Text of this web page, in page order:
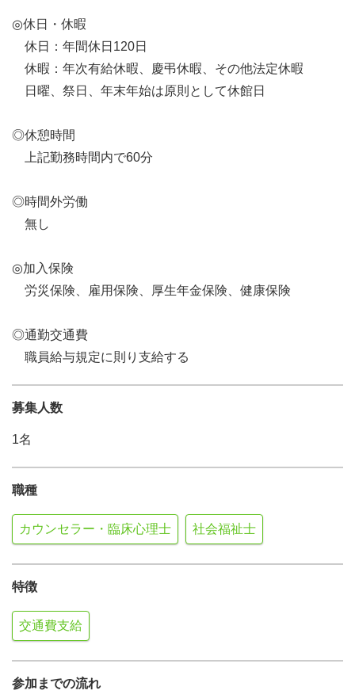
◎休日・休暇
休日：年間休日120日
休暇：年次有給休暇、慶弔休暇、その他法定休暇
日曜、祭日、年末年始は原則として休館日
◎休憩時間
上記勤務時間内で60分
◎時間外労働
無し
◎加入保険
労災保険、雇用保険、厚生年金保険、健康保険
◎通勤交通費
職員給与規定に則り支給する
募集人数
1名
職種
カウンセラー・臨床心理士 社会福祉士
特徴
交通費支給
参加までの流れ